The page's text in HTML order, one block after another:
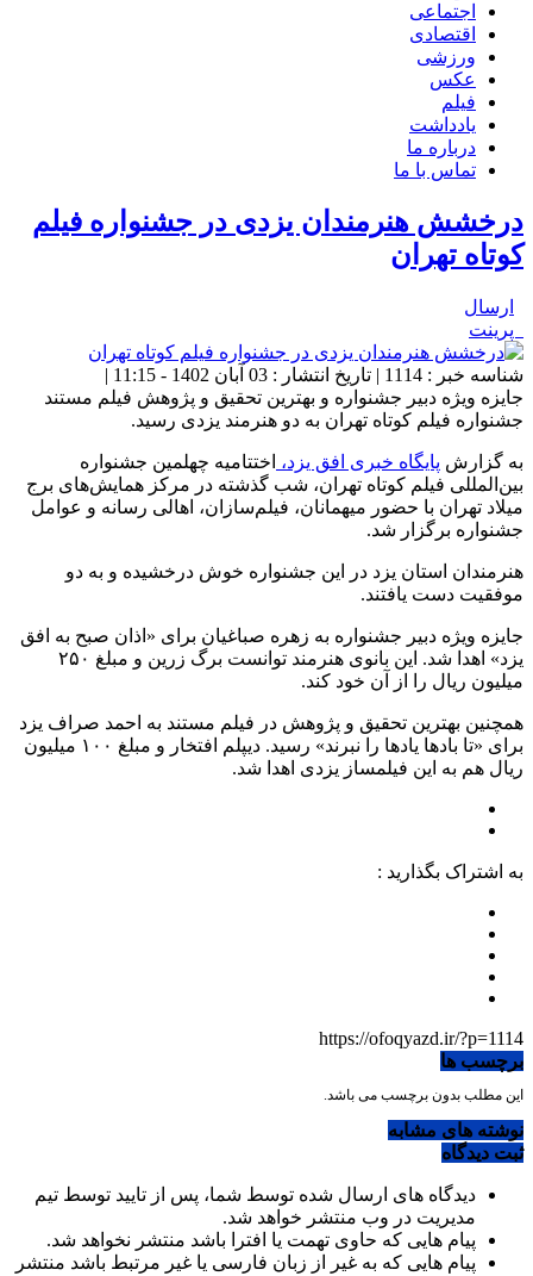
اجتماعی
اقتصادی
ورزشی
عکس
فیلم
یادداشت
درباره ما
تماس با ما
درخشش هنرمندان یزدی در جشنواره فیلم
کوتاه تهران
ارسال
پرینت
شناسه خبر : 1114 | تاریخ انتشار : 03 آبان 1402 - 11:15 |
جایزه ویژه دبیر جشنواره و بهترین تحقیق و پژوهش فیلم مستند
جشنواره فیلم کوتاه تهران به دو هنرمند یزدی رسید.
به گزارش پایگاه خبری افق یزد، اختتامیه چهلمین جشنواره
بین‌المللی فیلم کوتاه تهران، شب گذشته در مرکز همایش‌های برج
میلاد تهران با حضور میهمانان، فیلم‌سازان، اهالی رسانه و عوامل
جشنواره برگزار شد.
هنرمندان استان یزد در این جشنواره خوش درخشیده و به دو
موفقیت دست یافتند.
جایزه ویژه دبیر جشنواره به زهره صباغیان برای «اذان صبح به افق
یزد» اهدا شد. این بانوی هنرمند توانست برگ زرین و مبلغ ۲۵۰
میلیون ریال را از آن خود کند.
همچنین بهترین تحقیق و پژوهش در فیلم مستند به احمد صراف یزد
برای «تا بادها یادها را نبرند» رسید. دیپلم افتخار و مبلغ ۱۰۰ میلیون
ریال هم به این فیلمساز یزدی اهدا شد.
به اشتراک بگذارید :
https://ofoqyazd.ir/?p=1114
برچسب ها
این مطلب بدون برچسب می باشد.
نوشته های مشابه
ثبت دیدگاه
دیدگاه های ارسال شده توسط شما، پس از تایید توسط تیم
مدیریت در وب منتشر خواهد شد.
پیام هایی که حاوی تهمت یا افترا باشد منتشر نخواهد شد.
پیام هایی که به غیر از زبان فارسی یا غیر مرتبط باشد منتشر